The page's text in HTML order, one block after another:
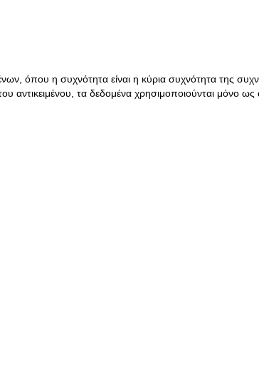
όπου η συχνότητα είναι η κύρια συχνότητα της
αντικειμένου, τα δεδομένα χρησιμοποιούνται μόνο